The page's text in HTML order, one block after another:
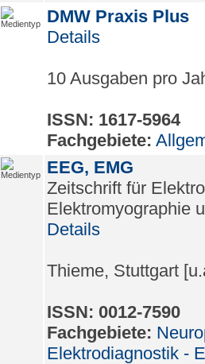
DMW Praxis Plus
Details
10 Ausgaben pro
ISSN: 1617-5964
Fachgebiete:
EEG, EMG
Zeitschrift für
Elektromyographie
Details
Thieme, Stuttgart
ISSN: 0012-7590
Fachgebiete:
Elektrodiagnostik -